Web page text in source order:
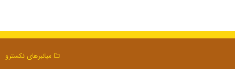
میانبرهای نكسترو